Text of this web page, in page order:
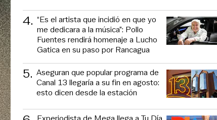
4. “Es el artista que incidió en que yo
me dedicara a la música”: Pollo
Fuentes rendirá homenaje a Lucho
Gatica en su paso por Rancagua
5. Aseguran que popular programa de
Canal 13 llegaría a su fin en agosto:
esto dicen desde la estación